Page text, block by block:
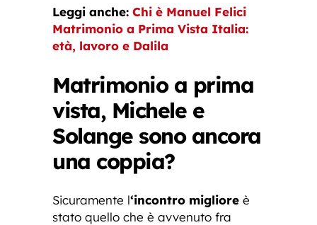
Leggi anche: Chi è Manuel Felici
Matrimonio a Prima Vista Italia:
età, lavoro e Dalila
Matrimonio a prima
vista, Michele e
Solange sono ancora
una coppia?
Sicuramente l‘incontro migliore è
stato quello che è avvenuto fra